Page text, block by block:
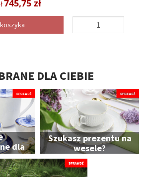
745,75 zł
DLA CIEBIE
dla
Szukasz prezentu na
wesele?